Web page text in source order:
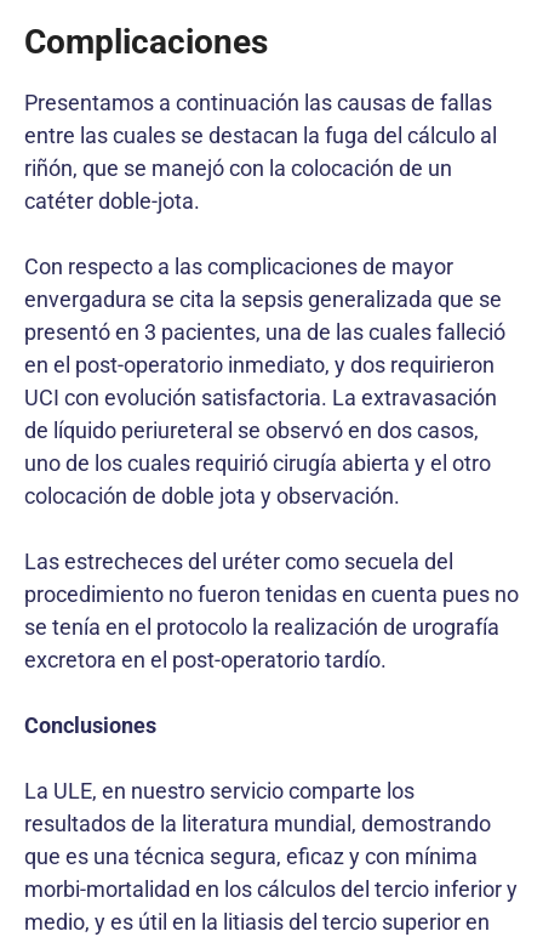
Complicaciones
Presentamos a continuación las causas de fallas
entre las cuales se destacan la fuga del cálculo al
riñón, que se manejó con la colocación de un
catéter doble-jota.
Con respecto a las complicaciones de mayor
envergadura se cita la sepsis generalizada que se
presentó en 3 pacientes, una de las cuales falleció
en el post-operatorio inmediato, y dos requirieron
UCI con evolución satisfactoria. La extravasación
de líquido periureteral se observó en dos casos,
uno de los cuales requirió cirugía abierta y el otro
colocación de doble jota y observación.
Las estrecheces del uréter como secuela del
procedimiento no fueron tenidas en cuenta pues no
se tenía en el protocolo la realización de urografía
excretora en el post-operatorio tardío.
Conclusiones
La ULE, en nuestro servicio comparte los
resultados de la literatura mundial, demostrando
que es una técnica segura, eficaz y con mínima
morbi-mortalidad en los cálculos del tercio inferior y
medio, y es útil en la litiasis del tercio superior en